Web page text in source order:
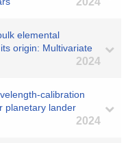
elemental
origin: Multivariate
2024
calibration
planetary lander
2024